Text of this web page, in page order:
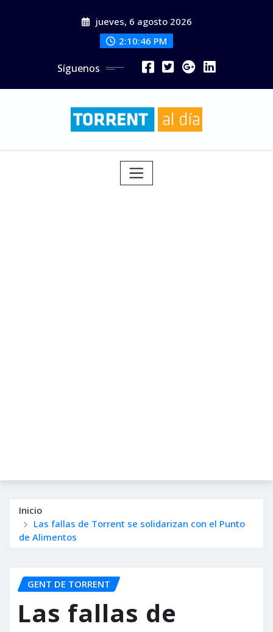
jueves, 6 agosto 2026
2:10:48 PM
Síguenos
Inicio
Las fallas de Torrent se solidarizan con el Punto
de Alimentos
GENT DE TORRENT
Las fallas de